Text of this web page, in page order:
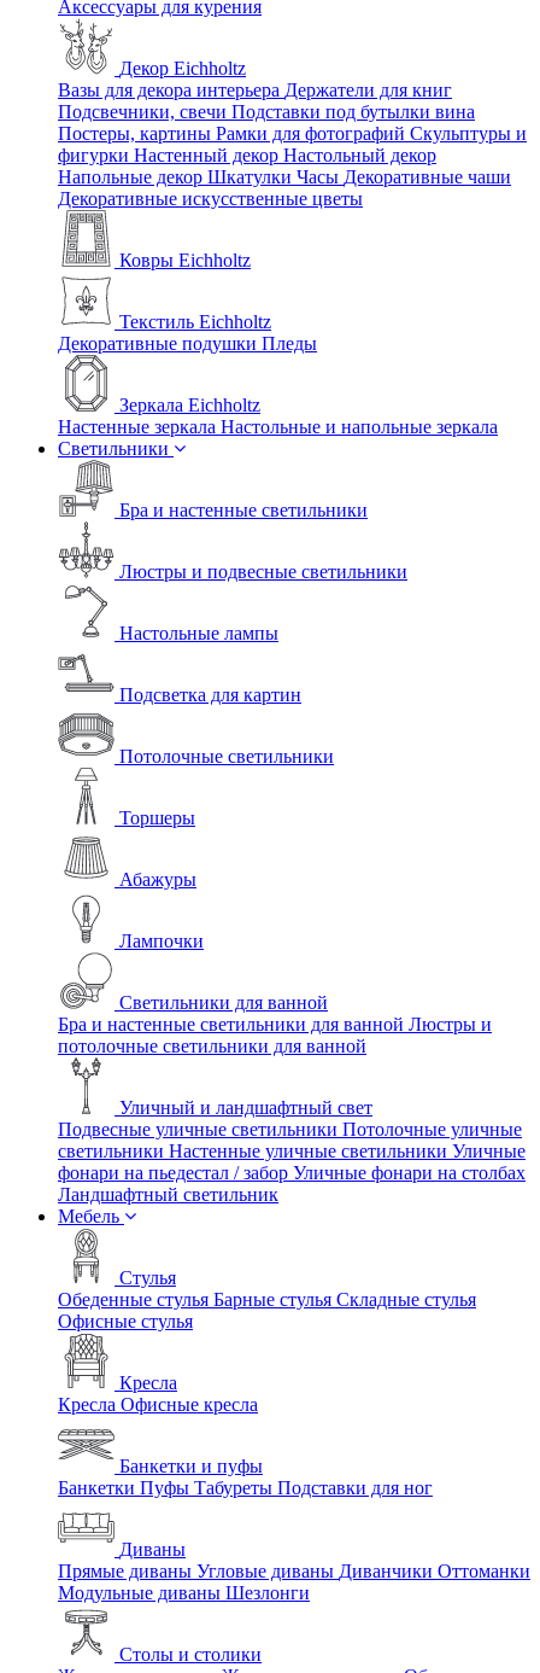
Аксессуары для курения
Декор Eichholtz
Вазы для декора интерьера Держатели для книг
Подсвечники, свечи Подставки под бутылки вина
Постеры, картины Рамки для фотографий Скульптуры и
фигурки Настенный декор Настольный декор
Напольные декор Шкатулки Часы Декоративные чаши
Декоративные искусственные цветы
Ковры Eichholtz
Текстиль Eichholtz
Декоративные подушки Пледы
Зеркала Eichholtz
Настенные зеркала Настольные и напольные зеркала
Светильники
Бра и настенные светильники
Люстры и подвесные светильники
Настольные лампы
Подсветка для картин
Потолочные светильники
Торшеры
Абажуры
Лампочки
Светильники для ванной
Бра и настенные светильники для ванной Люстры и
потолочные светильники для ванной
Уличный и ландшафтный свет
Подвесные уличные светильники Потолочные уличные
светильники Настенные уличные светильники Уличные
фонари на пьедестал / забор Уличные фонари на столбах
Ландшафтный светильник
Мебель
Стулья
Обеденные стулья Барные стулья Складные стулья
Офисные стулья
Кресла
Кресла Офисные кресла
Банкетки и пуфы
Банкетки Пуфы Табуреты Подставки для ног
Диваны
Прямые диваны Угловые диваны Диванчики Оттоманки
Модульные диваны Шезлонги
Столы и столики